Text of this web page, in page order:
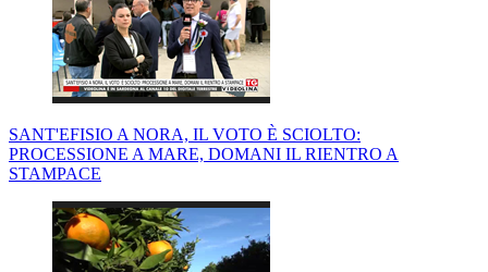
SANT'EFISIO A NORA, IL VOTO È SCIOLTO:
PROCESSIONE A MARE, DOMANI IL RIENTRO A
STAMPACE